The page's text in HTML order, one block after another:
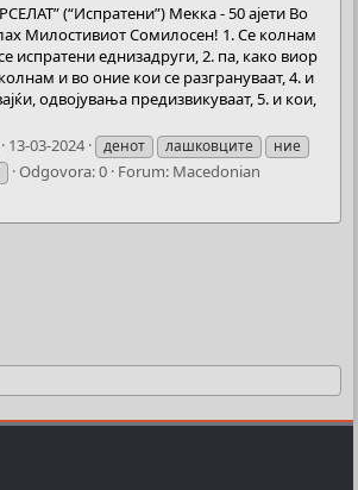
(“Испратени”) Мекка - 50 ајети Во
Милостивиот Сомилосен! 1. Се колнам
испратени еднизадруги, 2. па, како виор
и во оние кои се разгрануваат, 4. и
одвојувања предизвикуваат, 5. и кои,
13-03-2024 денот лашковците
ние
Odgovora: 0 Forum: Macedonian